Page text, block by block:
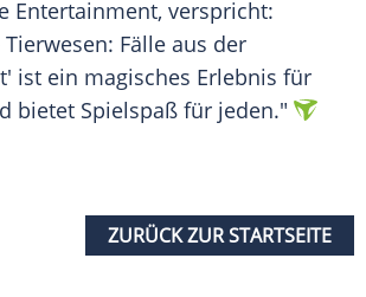
Entertainment, verspricht:
Fälle aus der
ist ein magisches Erlebnis für
bietet Spielspaß für jeden."
ZURÜCK ZUR STARTSEITE